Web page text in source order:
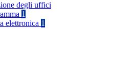
degli uffici
1
elettronica 1